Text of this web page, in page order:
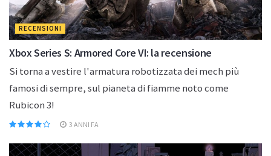
RECENSIONI
Xbox Series S: Armored Core VI: la recensione
Si torna a vestire l'armatura robotizzata dei mech più
famosi di sempre, sul pianeta di fiamme noto come
Rubicon 3!
3 ANNI FA